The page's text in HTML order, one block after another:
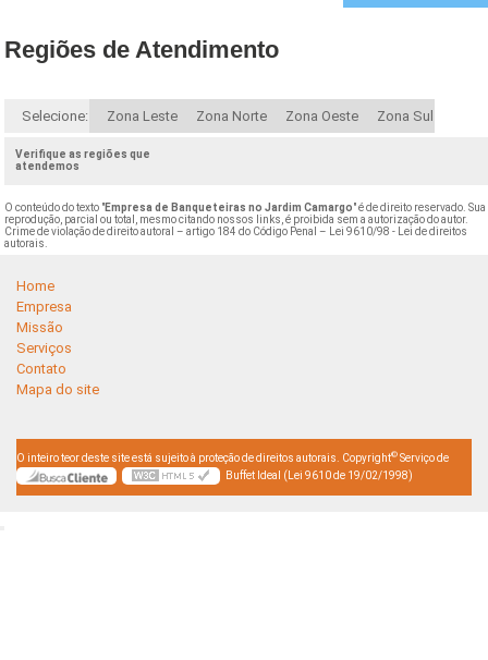
Regiões de Atendimento
Selecione: Zona Leste Zona Norte Zona Oeste Zona Sul
Verifique as regiões que
atendemos
O conteúdo do texto "Empresa de Banqueteiras no Jardim Camargo" é de direito reservado. Sua
reprodução, parcial ou total, mesmo citando nossos links, é proibida sem a autorização do autor.
Crime de violação de direito autoral – artigo 184 do Código Penal –
Lei 9610/98 - Lei de direitos
autorais
Home
Empresa
Missão
Serviços
Contato
Mapa do site
O inteiro teor deste site está sujeito à proteção de direitos autorais. Copyright© Serviço de
Buffet Ideal (Lei 9610 de 19/02/1998)